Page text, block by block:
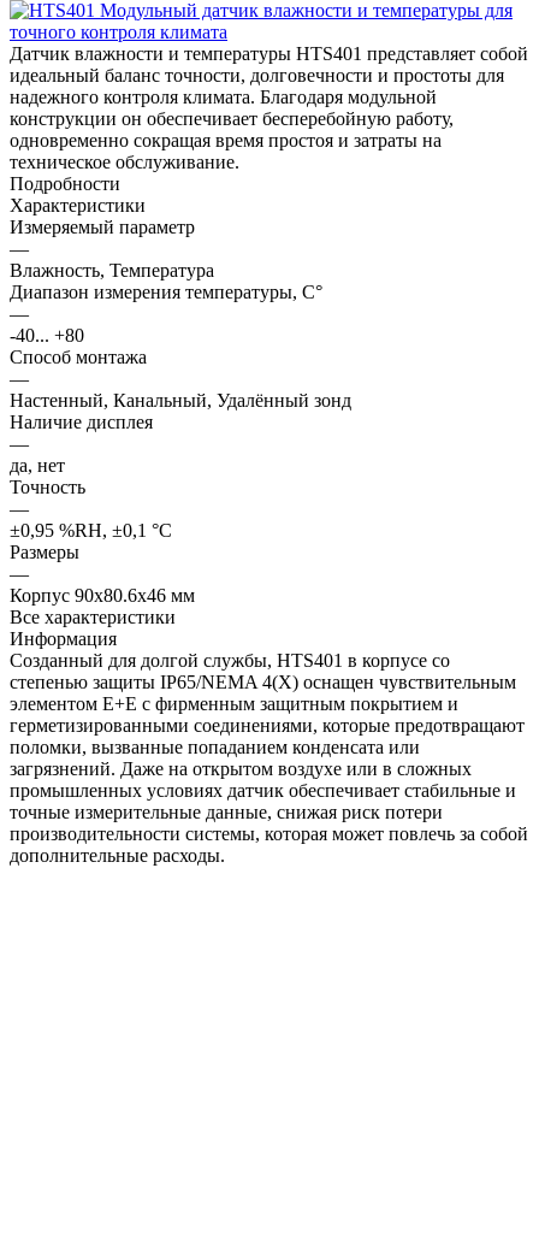
Датчик влажности и температуры HTS401 представляет собой
идеальный баланс точности, долговечности и простоты для
надежного контроля климата. Благодаря модульной
конструкции он обеспечивает бесперебойную работу,
одновременно сокращая время простоя и затраты на
техническое обслуживание.
Подробности
Характеристики
Измеряемый параметр
—
Влажность, Температура
Диапазон измерения температуры, С°
—
-40... +80
Способ монтажа
—
Настенный, Канальный, Удалённый зонд
Наличие дисплея
—
да, нет
Точность
—
±0,95 %RH, ±0,1 °C
Размеры
—
Корпус 90х80.6х46 мм
Все характеристики
Информация
Созданный для долгой службы, HTS401 в корпусе со
степенью защиты IP65/NEMA 4(X) оснащен чувствительным
элементом E+E с фирменным защитным покрытием и
герметизированными соединениями, которые предотвращают
поломки, вызванные попаданием конденсата или
загрязнений. Даже на открытом воздухе или в сложных
промышленных условиях датчик обеспечивает стабильные и
точные измерительные данные, снижая риск потери
производительности системы, которая может повлечь за собой
дополнительные расходы.